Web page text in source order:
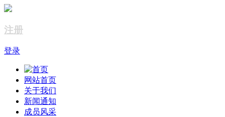
注册
登录
网站首页
关于我们
新闻通知
成员风采